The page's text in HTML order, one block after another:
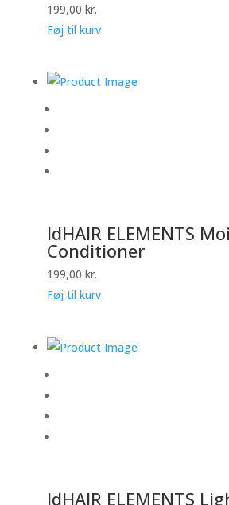
199,00 kr.
Føj til kurv
IdHAIR ELEMENTS
Conditioner
199,00 kr.
Føj til kurv
IdHAIR ELEMENTS